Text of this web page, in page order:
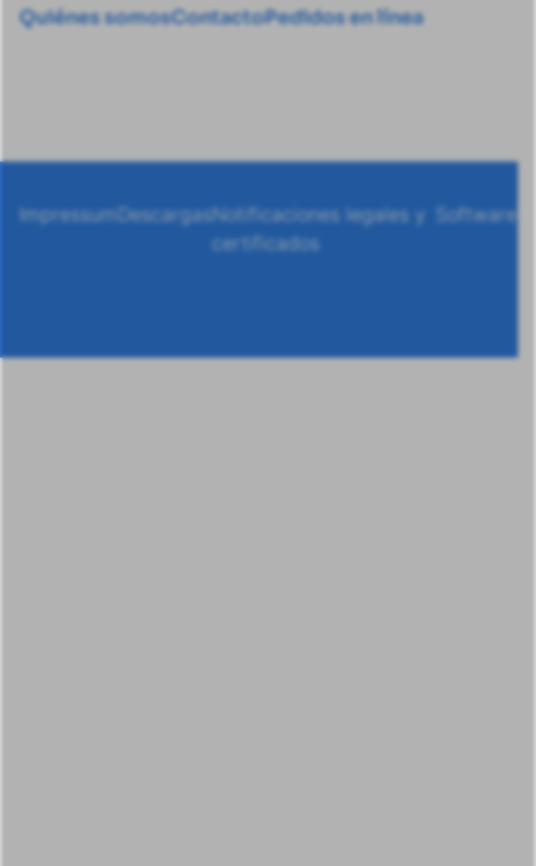
Quiénes somosContactoPedidos en línea
Impressum DescargasNotificaciones legales y
certificados
Software